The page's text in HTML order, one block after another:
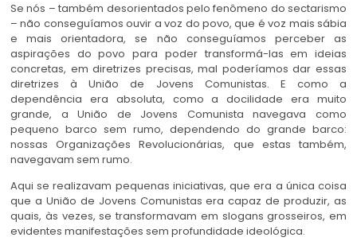
Se nós – também desorientados pelo fenômeno do sectarismo
– não conseguíamos ouvir a voz do povo, que é voz mais sábia
e mais orientadora, se não conseguíamos perceber as
aspirações do povo para poder transformá-las em ideias
concretas, em diretrizes precisas, mal poderíamos dar essas
diretrizes à União de Jovens Comunistas. E como a
dependência era absoluta, como a docilidade era muito
grande, a União de Jovens Comunista navegava como
pequeno barco sem rumo, dependendo do grande barco:
nossas Organizações Revolucionárias, que estas também,
navegavam sem rumo.
Aqui se realizavam pequenas iniciativas, que era a única coisa
que a União de Jovens Comunistas era capaz de produzir, as
quais, às vezes, se transformavam em slogans grosseiros, em
evidentes manifestações sem profundidade ideológica.